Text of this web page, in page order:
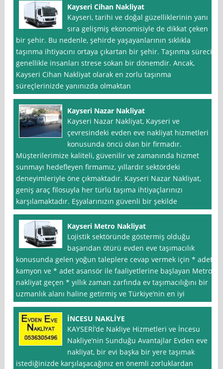
Kayseri Cihan Nakliyat
Kayseri, tarihi ve doğal güzelliklerinin yanı
sıra gelişmiş ekonomisiyle de dikkat çeken
bir şehir. Bu nedenle, şehirde yaşayanlarının sıklıkla
taşınma ihtiyacını ortaya çıkartan bir şehir. Taşınma süreci,
genellikle insanları strese sokan bir dönemdir. Ancak,
Kayseri Cihan Nakliyat olarak en zorlu taşınma
süreçlerinizde yanınızda olmaktan
Kayseri Nazar Nakliyat
Kayseri Nazar Nakliyat, Kayseri ve
çevresindeki evden eve nakliyat hizmetleri
konusunda öncü olan bir firmadır.
Müşterilerimize kaliteli, güvenilir ve zamanında hizmet
sunmayı hedefleyen firmamız, yıllardır sektördeki
deneyimleriyle öne çıkmaktadır. Kayseri Nazar Nakliyat,
geniş araç filosuyla her türlü taşıma ihtiyaçlarınızı
karşılamaktadır. Eşyalarınızın güvenli bir şekilde
Kayseri Metro Nakliyat
Lojistik sektöründe göstermiş olduğu
başarıdan ötürü evden eve taşımacılık
konusunda gelen yoğun taleplere cevap vermek için * adet
kamyon ve * adet asansör ile faaliyetlerine başlayan Metro
nakliyat geçen * yıllık zaman zarfında ev taşımacılığını bir
uzmanlık alanı haline getirmiş ve Türkiye’nin en iyi
İNCESU NAKLİYE
KAYSERİ’de Nakliye Hizmetleri ve İncesu
Nakliye’nin Sunduğu Avantajlar Evden eve
nakliyat, bir evi başka bir yere taşımak
istediğinizde karşılaşacağınız en önemli zorluklardan